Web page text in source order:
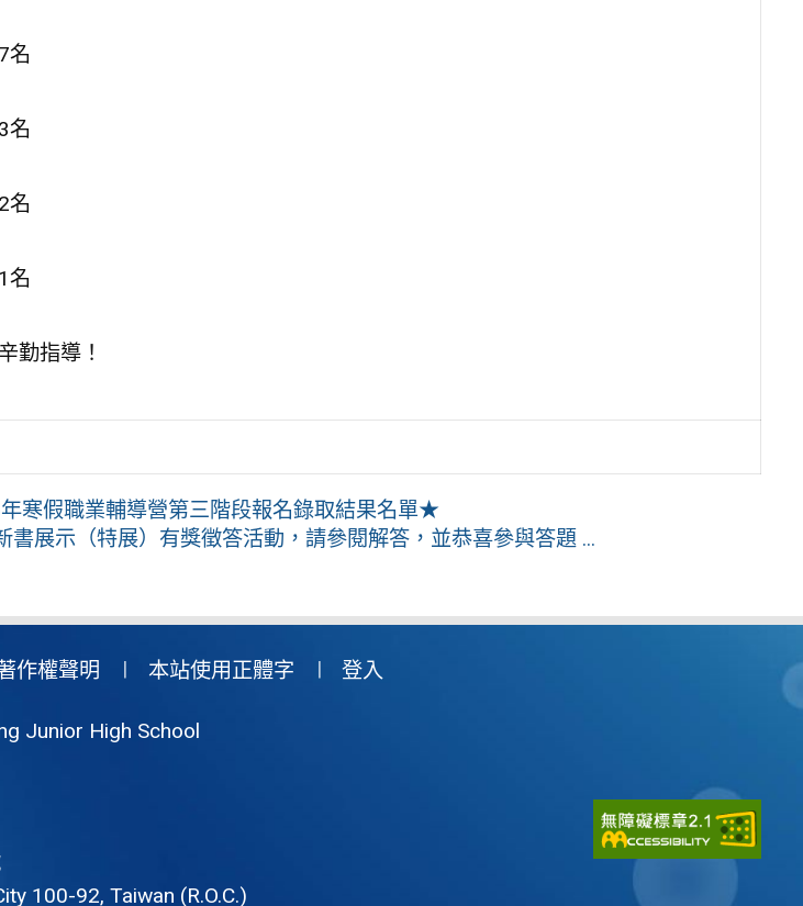
名
名
名
名
勤指導！
寒假職業輔導營第三階段報名錄取結果名單★
書展示（特展）有獎徵答活動，請參閱解答，並恭喜參與答題 ...
作權聲明 本站使用正體字 登入
Junior High School
100-92, Taiwan (R.O.C.)